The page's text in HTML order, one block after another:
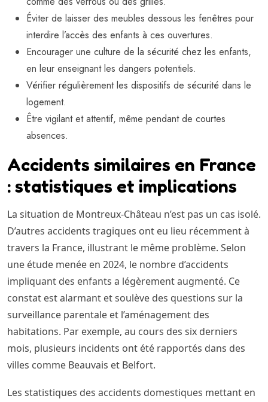
Éviter de laisser des meubles dessous les fenêtres pour
interdire l’accès des enfants à ces ouvertures.
Encourager une culture de la sécurité chez les enfants,
en leur enseignant les dangers potentiels.
Vérifier régulièrement les dispositifs de sécurité dans le
logement.
Être vigilant et attentif, même pendant de courtes
absences.
Accidents similaires en France
: statistiques et implications
La situation de Montreux-Château n’est pas un cas isolé.
D’autres accidents tragiques ont eu lieu récemment à
travers la France, illustrant le même problème. Selon
une étude menée en 2024, le nombre d’accidents
impliquant des enfants a légèrement augmenté. Ce
constat est alarmant et soulève des questions sur la
surveillance parentale et l’aménagement des
habitations. Par exemple, au cours des six derniers
mois, plusieurs incidents ont été rapportés dans des
villes comme Beauvais et Belfort.
Les statistiques des accidents domestiques mettant en